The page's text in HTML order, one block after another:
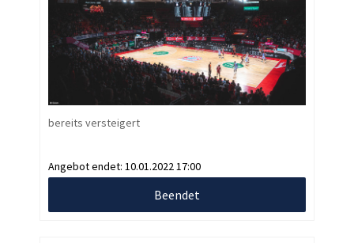
bereits versteigert
Angebot endet: 10.01.2022 17:00
Beendet